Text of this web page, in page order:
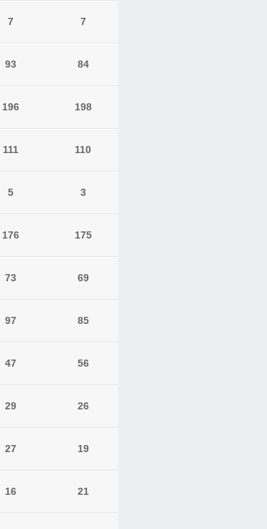
7 7
93 84
196 198
111 110
5 3
176 175
73 69
97 85
47 56
29 26
27 19
16 21